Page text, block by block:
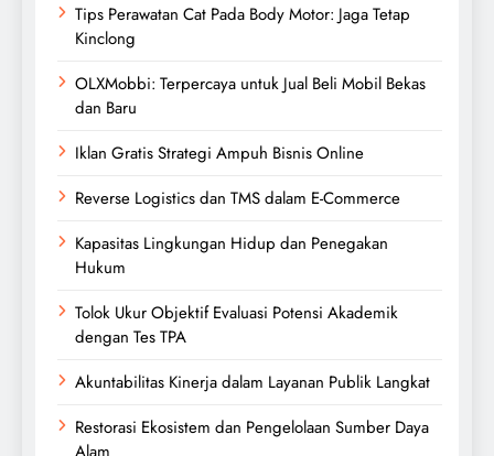
Tips Perawatan Cat Pada Body Motor: Jaga Tetap
Kinclong
OLXMobbi: Terpercaya untuk Jual Beli Mobil Bekas
dan Baru
Iklan Gratis Strategi Ampuh Bisnis Online
Reverse Logistics dan TMS dalam E-Commerce
Kapasitas Lingkungan Hidup dan Penegakan
Hukum
Tolok Ukur Objektif Evaluasi Potensi Akademik
dengan Tes TPA
Akuntabilitas Kinerja dalam Layanan Publik Langkat
Restorasi Ekosistem dan Pengelolaan Sumber Daya